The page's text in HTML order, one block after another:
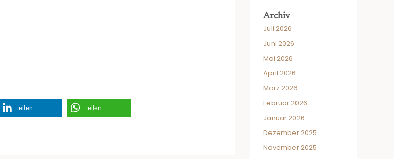
teilen teilen
Archiv
Juli 2026
Juni 2026
Mai 2026
April 2026
März 2026
Februar 2026
Januar 2026
Dezember 2025
November 2025